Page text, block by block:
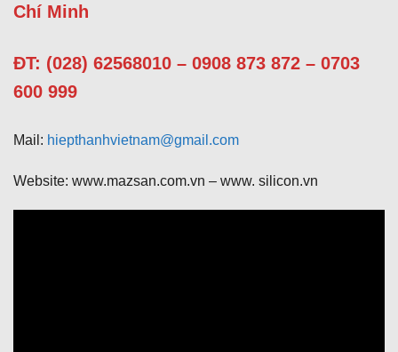
Chí Minh
ĐT: (028) 62568010 – 0908 873 872 – 0703
600 999
Mail: hiepthanhvietnam@gmail.com
Website: www.mazsan.com.vn – www. silicon.vn